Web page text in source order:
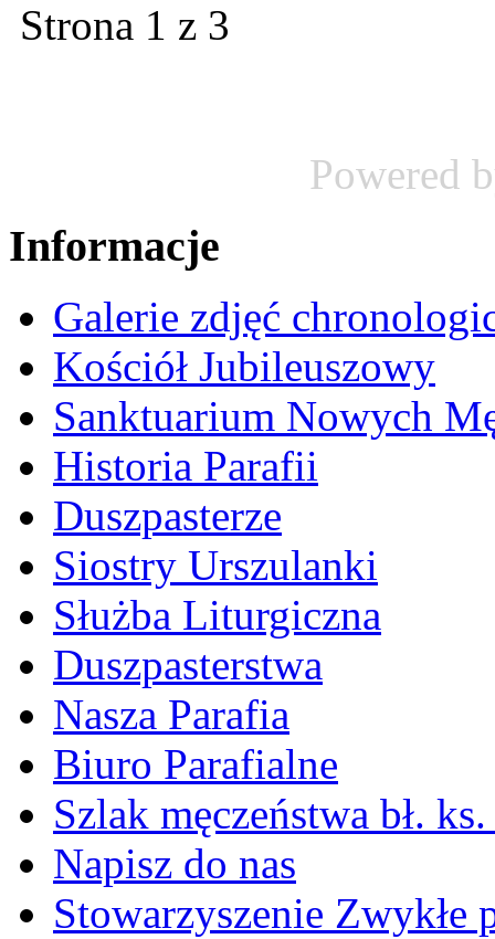
Strona 1 z 3
Powered
Informacje
Galerie zdjęć
Kościół Jubileuszowy
Sanktuarium Nowych
Historia Parafii
Duszpasterze
Siostry Urszulanki
Służba Liturgiczna
Duszpasterstwa
Nasza Parafia
Biuro Parafialne
Szlak męczeństwa bł.
Napisz do nas
Stowarzyszenie Zwykłe